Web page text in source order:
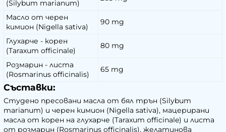
(Silybum marianum)
Масло от черен
кимион (Nigella sativa)
90 mg
Глухарче - корен
(Taraxum officinale)
80 mg
Розмарин - листа
(Rosmarinus officinalis)
65 mg
Съставки:
Студено пресовани масла от бял трън (Silybum
marianum) и черен кимион (Nigella sativa), мацерирани
масла от корен на глухарче (Taraxum officinale) и листа
от розмарин (Rosmarinus officinalis), желатинова